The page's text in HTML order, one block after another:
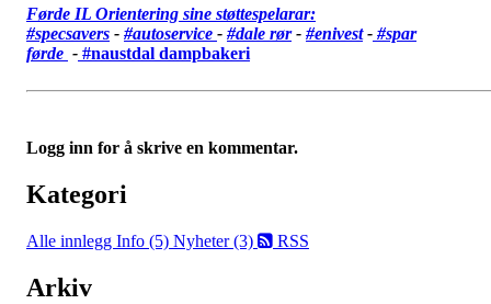
Førde IL Orientering sine støttespelarar:
#specsavers - #autoservice - #dale rør- #enivest- #spar
førde - #naustdal dampbakeri
Logg inn for å skrive en kommentar.
Kategori
Alle innlegg Info (5) Nyheter (3) RSS
Arkiv